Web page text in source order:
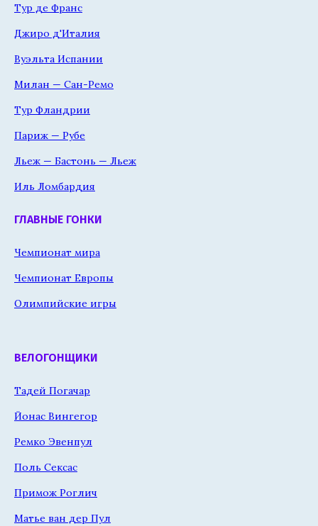
Тур де Франс
Джиро д'Италия
Вуэльта Испании
Милан — Сан-Ремо
Тур Фландрии
Париж — Рубе
Льеж — Бастонь — Льеж
Иль Ломбардия
ГЛАВНЫЕ ГОНКИ
Чемпионат мира
Чемпионат Европы
Олимпийские игры
ВЕЛОГОНЩИКИ
Тадей Погачар
Йонас Вингегор
Ремко Эвенпул
Поль Сексас
Примож Роглич
Матье ван дер Пул